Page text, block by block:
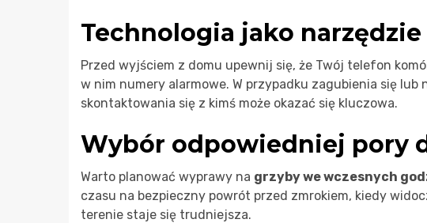
Technologia jako
Przed wyjściem z domu upewnij się, że Twój telefon
w nim numery alarmowe. W przypadku zagubienia się
skontaktowania się z kimś może okazać się kluczowa.
Wybór odpowiedniej pory
Warto planować wyprawy na grzyby we wczesnych
czasu na bezpieczny powrót przed zmrokiem, kiedy
terenie staje się trudniejsza.